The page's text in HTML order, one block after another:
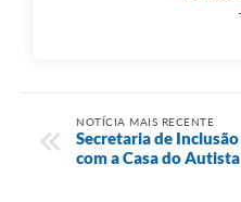
NOTÍCIA MAIS RECENTE
Secretaria de
com a Casa do Autista